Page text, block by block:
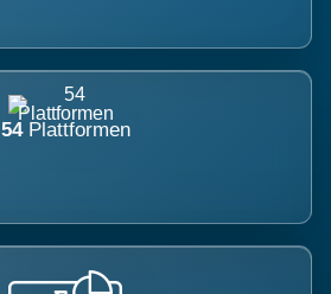
54 Plattformen